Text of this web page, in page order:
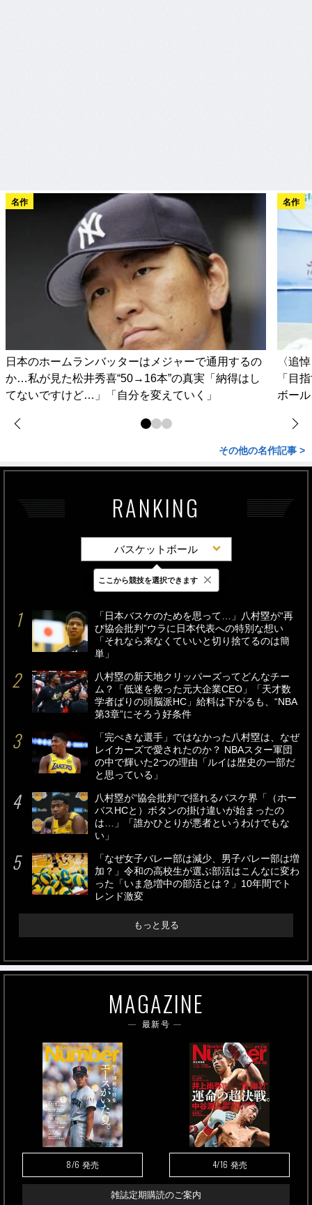
名作
日本のホームランバッターはメジャーで通用するの
か…私が見た松井秀喜“50→16本”の真実「納得はし
てないですけど…」「自分を変えていく」
名作
〈追
「目
ボー
その他の名作記事 >
RANKING
バスケットボール
最新 24時間 週間
「日本バスケのためを思って…」八村塁が“再
び協会批判”ウラに日本代表への特別な想い
「それなら来なくていいと切り捨てるのは簡
単」
八村塁の新天地クリッパーズってどんなチー
ム？「低迷を救った元大企業CEO」「天才数
学者ばりの頭脳派HC」給料は下がるも、“NBA
第3章”にそろう好条件
「完ぺきな選手」ではなかった八村塁は、なぜ
レイカーズで愛されたのか？ NBAスター軍団
の中で輝いた2つの理由「ルイは歴史の一部だ
と思っている」
八村塁が“協会批判”で揺れるバスケ界「（ホー
バスHCと）ボタンの掛け違いが始まったの
は…」「誰かひとりが悪者というわけでもな
い」
「なぜ女子バレー部は減少、男子バレー部は増
加？」令和の高校生が選ぶ部活はこんなに変わ
った「いま急増中の部活とは？」10年間でト
レンド激変
もっと見る
MAGAZINE
最新号
8/6 発売 4/16 発売
雑誌定期購読のご案内
ここから競技を選択できます ×